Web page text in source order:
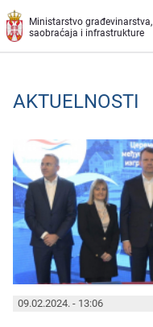
Preskoči na glavni deo sadržaja
Ministarstvo građevinarstva,
saobraćaja i infrastrukture
AKTUELNOSTI
09.02.2024. - 13:06
PAGES